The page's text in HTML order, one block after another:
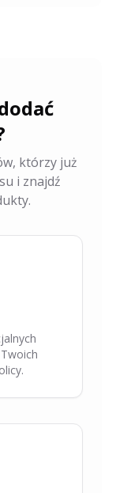
którzy już
i znajdź